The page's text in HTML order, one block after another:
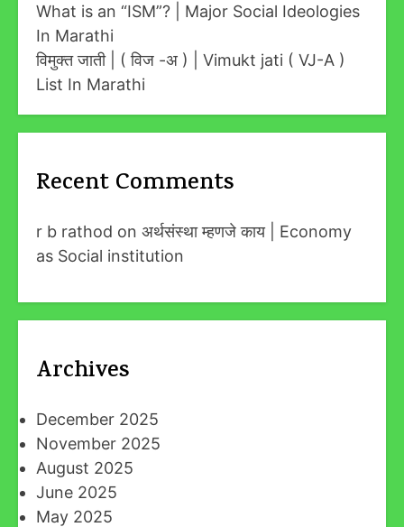
What is an “ISM”? | Major Social Ideologies
In Marathi
विमुक्त जाती | ( विज -अ ) | Vimukt jati ( VJ-A )
List In Marathi
Recent Comments
r b rathod on अर्थसंस्था म्हणजे काय | Economy
as Social institution
Archives
December 2025
November 2025
August 2025
June 2025
May 2025